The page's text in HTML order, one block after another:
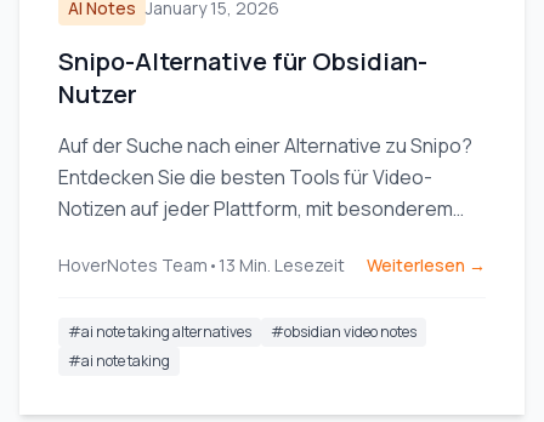
AI Notes January 15, 2026
Snipo-Alternative für Obsidian-
Nutzer
Auf der Suche nach einer Alternative zu Snipo?
Entdecken Sie die besten Tools für Video-
Notizen auf jeder Plattform, mit besonderem
Nutzer.
HoverNotes Team • 13 Min. Lesezeit Weiterlesen →
#ai note taking alternatives #obsidian video notes
#ai note taking